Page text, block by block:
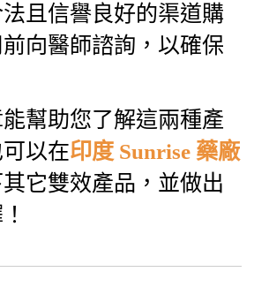
且信譽良好的渠道購
向醫師諮詢，以確保
幫助您了解這兩種產
以在印度 Sunrise 藥廠
它雙效產品，並做出